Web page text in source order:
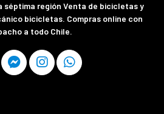
séptima región Venta de bicicletas y
bicicletas. Compras online con
a todo Chile.